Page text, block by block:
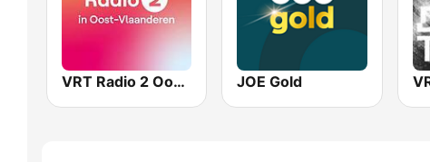
VRT Radio 2 Oost-Vlaanderen JOE Gold